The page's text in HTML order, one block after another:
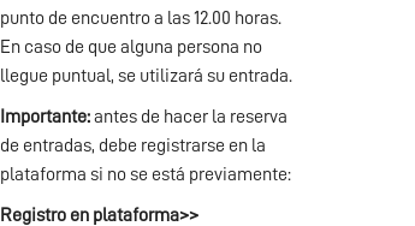
punto de encuentro a las 12.00 horas.
En caso de que alguna persona no
llegue puntual, se utilizará su entrada.
Importante:antes de hacer la reserva
de entradas, debe registrarse en la
plataforma si no se está previamente:
Registro en plataforma>>